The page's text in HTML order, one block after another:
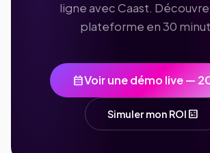
ligne avec Caast.
plateforme en 30
calendar_monthVoir une démo live —
Simuler mon ROI calculate